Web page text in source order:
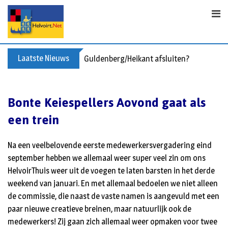
p
Laatste Nieuws Guldenberg/Heikant afsluiten?
Bonte Keiespellers Aovond gaat als
een trein
Na een veelbelovende eerste medewerkersvergadering eind
september hebben we allemaal weer super veel zin om ons
HelvoirThuis weer uit de voegen te laten barsten in het derde
weekend van januari. En met allemaal bedoelen we niet alleen
de commissie, die naast de vaste namen is aangevuld met een
paar nieuwe creatieve breinen, maar natuurlijk ook de
medewerkers! Zij gaan zich allemaal weer opmaken voor twee